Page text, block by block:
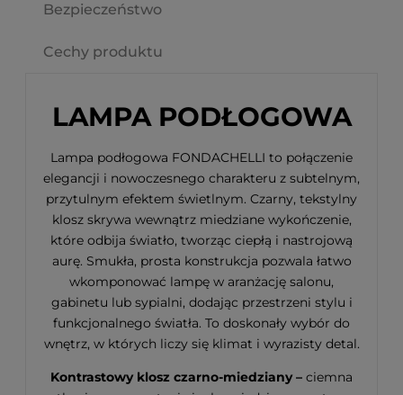
Bezpieczeństwo
Cechy produktu
LAMPA PODŁOGOWA
Lampa podłogowa FONDACHELLI to połączenie
elegancji i nowoczesnego charakteru z subtelnym,
przytulnym efektem świetlnym. Czarny, tekstylny
klosz skrywa wewnątrz miedziane wykończenie,
które odbija światło, tworząc ciepłą i nastrojową
aurę. Smukła, prosta konstrukcja pozwala łatwo
wkomponować lampę w aranżację salonu,
gabinetu lub sypialni, dodając przestrzeni stylu i
funkcjonalnego światła. To doskonały wybór do
wnętrz, w których liczy się klimat i wyrazisty detal.
Kontrastowy klosz czarno-miedziany – ciemna